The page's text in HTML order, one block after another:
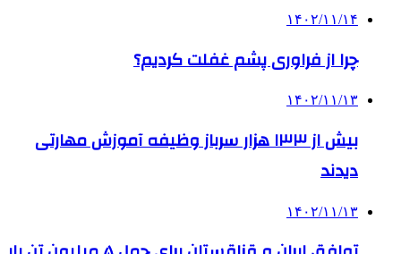
۱۴۰۲/۱۱/۱۴
چرا از فراوری پشم غفلت کردیم؟
۱۴۰۲/۱۱/۱۳
بیش از ۱۳۳ هزار سرباز وظیفه آموزش مهارتی
دیدند
۱۴۰۲/۱۱/۱۳